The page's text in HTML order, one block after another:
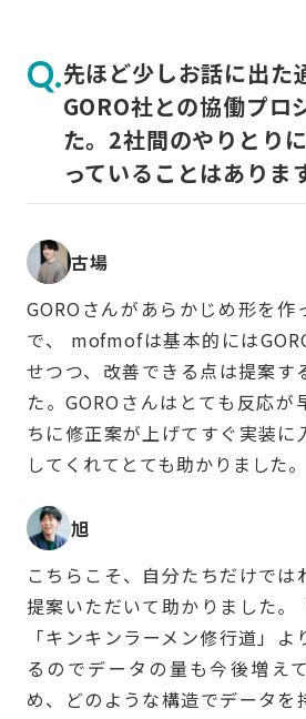
先ほど少しお話に出た
GORO社との協働プロ
た。2社間のやりとり
っていることはありま
古場
GOROさんがあらかじめ形を作
で、 mofmofは基本的には
せつつ、改善できる点は提案す
た。GOROさんはとても反応が
ちに修正案が上げてすぐ実装に
してくれてとても助かりました。
旭
こちらこそ、自分たちだけでは
提案いただいて助かりました。
「キンキンラーメン修行道」
るのでデータの量も今後増え
め、どのような構造でデータを